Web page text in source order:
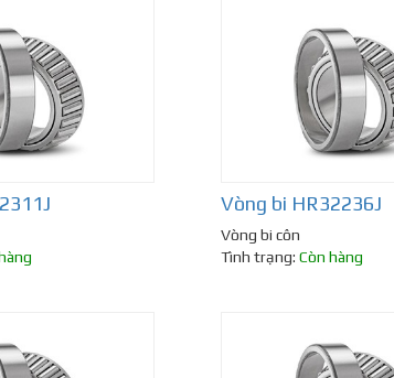
Vòng bi HR32236J
Vòng bi côn
Tình trạng: Còn hàng